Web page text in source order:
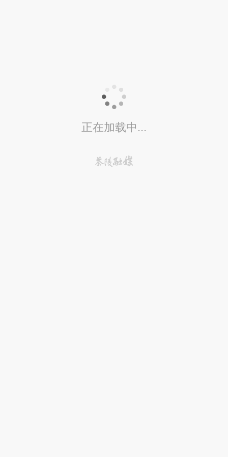
正在加载中...